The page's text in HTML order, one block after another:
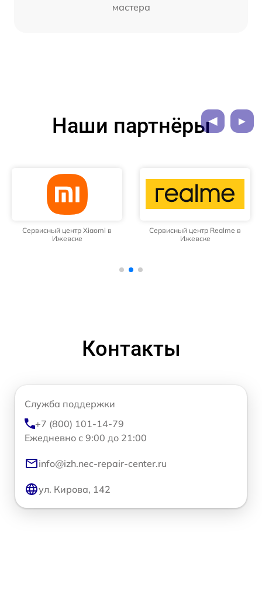
мастера
Наши партнёры
Сервисный центр Xiaomi в
Ижевске
Сервисный центр Realme в
Ижевске
Контакты
Служба поддержки
+7 (800) 101-14-79
Ежедневно с 9:00 до 21:00
info@izh.nec-repair-center.ru
ул. Кирова, 142